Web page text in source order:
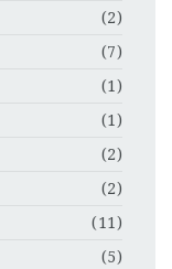
(2)
(7)
(1)
(1)
(2)
(2)
(11)
(5)